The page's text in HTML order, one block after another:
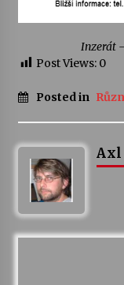
Za
Inzerát
Post Views: 0
Posted in
Axl